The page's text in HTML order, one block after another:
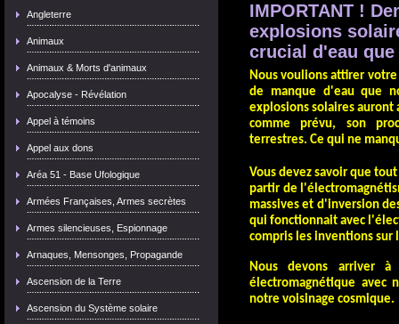
Angleterre
Animaux
Animaux & Morts d'animaux
Apocalyse - Révélation
Appel à témoins
Appel aux dons
Aréa 51 - Base Ufologique
Armées Françaises, Armes secrètes
Armes silencieuses, Espionnage
Arnaques, Mensonges, Propagande
Ascension de la Terre
Ascension du Système solaire
IMPORTANT !
explosions
crucial d'eau
Nous voulions attirer
de manque d'eau que
explosions solaires
comme prévu, son
terrestres. Ce qui ne
Vous devez savoir que
partir de
massives et d'inversion
qui fonctionnait avec
compris les inventions sur
Nous devons arriver à
électromagnétique avec
notre voisinage cosmique.